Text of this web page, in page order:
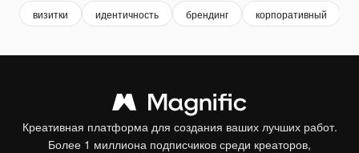
визитки идентичность брендинг корпоративный
Креативная платформа для создания ваших лучших работ.
Более 1 миллиона подписчиков среди креаторов,